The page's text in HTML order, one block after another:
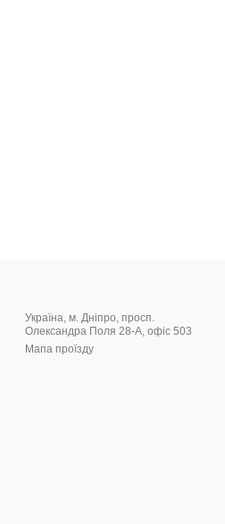
Україна, м. Дніпро, просп.
Олександра Поля 28-А, офіс 503
Мапа проїзду